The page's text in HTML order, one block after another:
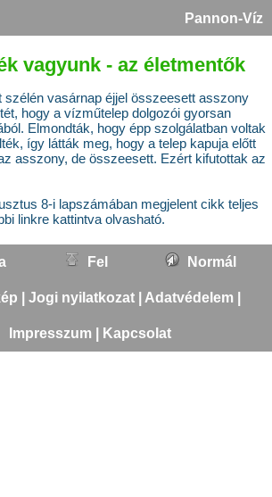
Pannon-Víz
vagyunk - az életmentők
szélén vasárnap éjjel összeesett asszony
hogy a vízműtelep dolgozói gyorsan
Elmondták, hogy épp szolgálatban voltak
így látták meg, hogy a telep kapuja előtt
asszony, de összeesett. Ezért kifutottak az
8-i lapszámában megjelent cikk teljes
linkre kattintva olvasható.
Fel Normál
Jogi nyilatkozat| Adatvédelem|
Impresszum Kapcsolat